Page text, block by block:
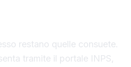
restano quelle consuete.
tramite il portale INPS,